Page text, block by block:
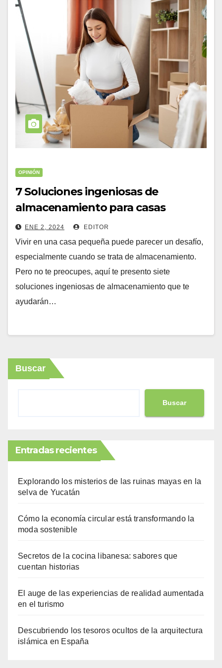
OPINIÓN
7 Soluciones ingeniosas de
almacenamiento para casas
pequeñas
ENE 2, 2024 EDITOR
Vivir en una casa pequeña puede parecer un desafío,
especialmente cuando se trata de almacenamiento.
Pero no te preocupes, aquí te presento siete
soluciones ingeniosas de almacenamiento que te
ayudarán…
Buscar
Buscar
Entradas recientes
Explorando los misterios de las ruinas mayas en la
selva de Yucatán
Cómo la economía circular está transformando la
moda sostenible
Secretos de la cocina libanesa: sabores que
cuentan historias
El auge de las experiencias de realidad aumentada
en el turismo
Descubriendo los tesoros ocultos de la arquitectura
islámica en España